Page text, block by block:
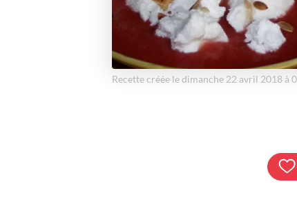
Recette créée le dimanche 22 avril 2018 à